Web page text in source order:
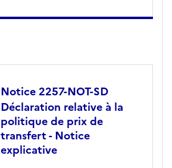
Notice 2257-NOT-SD
Déclaration relative à la
politique de prix de
transfert - Notice
explicative